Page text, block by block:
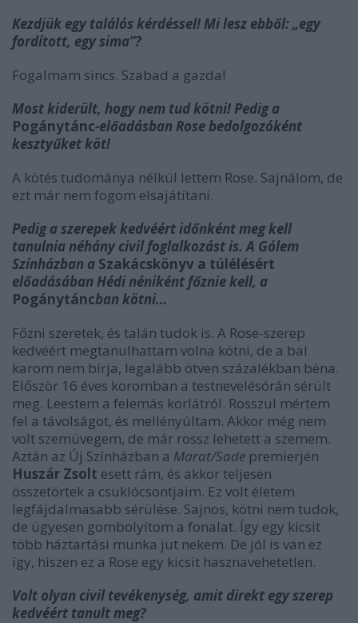
Kezdjük egy találós kérdéssel! Mi lesz ebből: „egy
fordított, egy sima”?
Fogalmam sincs. Szabad a gazda!
Most kiderült, hogy nem tud kötni! Pedig a
Pogánytánc-előadásban Rose bedolgozóként
kesztyűket köt!
A kötés tudománya nélkül lettem Rose. Sajnálom, de
ezt már nem fogom elsajátítani.
Pedig a szerepek kedvéért időnként meg kell
tanulnia néhány civil foglalkozást is. A Gólem
Színházban a Szakácskönyv a túlélésért
előadásában Hédi néniként főznie kell, a
Pogánytáncban kötni…
Főzni szeretek, és talán tudok is. A Rose-szerep
kedvéért megtanulhattam volna kötni, de a bal
karom nem bírja, legalább ötven százalékban béna.
Először 16 éves koromban a testnevelésórán sérült
meg. Leestem a felemás korlátról. Rosszul mértem
fel a távolságot, és mellényúltam. Akkor még nem
volt szemüvegem, de már rossz lehetett a szemem.
Aztán az Új Színházban a Marat/Sade premierjén
Huszár Zsolt esett rám, és akkor teljesen
összetörtek a csuklócsontjaim. Ez volt életem
legfájdalmasabb sérülése. Sajnos, kötni nem tudok,
de ügyesen gombolyítom a fonalat. Így egy kicsit
több háztartási munka jut nekem. De jól is van ez
így, hiszen ez a Rose egy kicsit hasznavehetetlen.
Volt olyan civil tevékenység, amit direkt egy szerep
kedvéért tanult meg?